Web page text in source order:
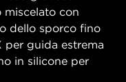
miscelato con
dello sporco fino
per guida estrema
in silicone per